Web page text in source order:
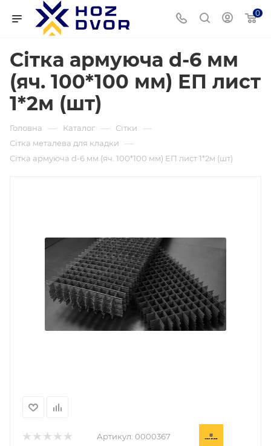
0
Сітка армуюча d-6 мм
(яч. 100*100 мм) ЕП лист
1*2м (шт)
Головна — Каталог — Сітки —
Сітка металева для кладки —
Сітка армуюча d-6 мм (яч. 100*100 мм) ЕП лист 1*2м (шт)
Артикул: 0000367